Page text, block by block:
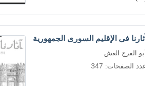
آثارنا فى الإقليم السورى الجمهورية
أبو الفرج العش
الصفحات: 347